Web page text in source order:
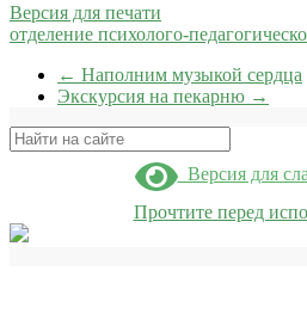
Версия для печати
отделение психолого-
← Наполним музыкой сердца
Экскурсия на пекарню →
Поиск
Версия для
Прочтите перед